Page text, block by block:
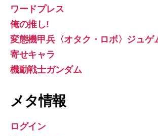
ワードプレス
俺の推し!
変態機甲兵〈オタク・ロボ〉ジュゲ
寄せキャラ
機動戦士ガンダム
メタ情報
ログイン